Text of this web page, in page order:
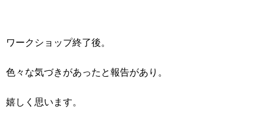
ワークショップ終了後。
色々な気づきがあったと報告があり。
嬉しく思います。